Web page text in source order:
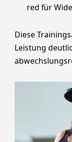
red für
Diese
Leistung